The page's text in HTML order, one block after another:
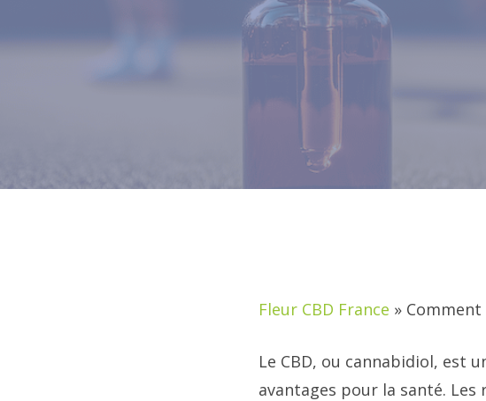
Fleur CBD France »
Le CBD, ou cannabidiol, est
avantages pour la santé.